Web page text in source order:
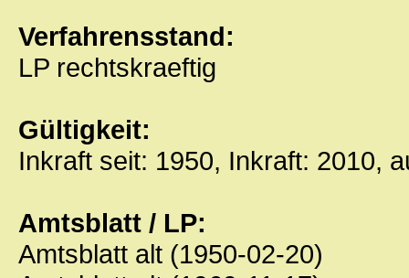
Verfahrensstand:
LP rechtskraeftig
Gültigkeit:
Inkraft seit: 1950, Inkraft: 2010,
Amtsblatt / LP:
Amtsblatt alt (1950-02-20)